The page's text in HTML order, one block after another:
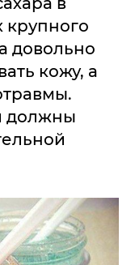
крупного
довольно
кожу, а
должны